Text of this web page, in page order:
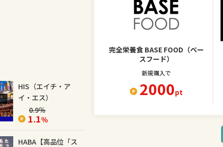
HIS（エイチ・ア
イ・エス）
0.9％
1.1％
HABA【高品位「ス
完全栄養食 BASE FOOD（ベー
スフード）
新規購入で
2000pt